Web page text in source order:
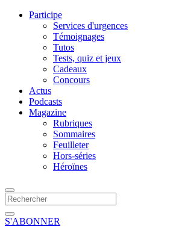
Participe
Services d'urgences
Témoignages
Tutos
Tests, quiz et jeux
Cadeaux
Concours
Actus
Podcasts
Magazine
Rubriques
Sommaires
Feuilleter
Hors-séries
Héroïnes
S'ABONNER